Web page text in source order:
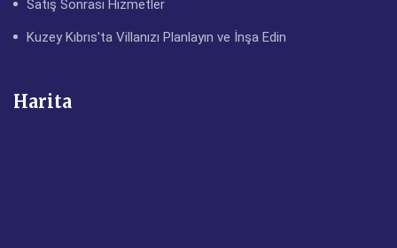
Satış Sonrası Hizmetler
Kuzey Kıbrıs'ta Villanızı Planlayın ve İnşa Edin
Harita